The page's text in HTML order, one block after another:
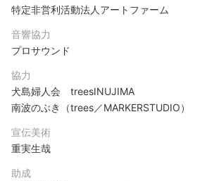
特定非営利活動法人アートファーム
音響協力
プロサウンド
協力
犬島婦人会 treesINUJIMA
南波のぶき（trees／MARKERSTUDIO）
宣伝美術
重実生哉
助成